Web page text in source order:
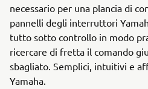
necessario per una plancia di
pannelli degli interruttori
tutto sotto controllo in modo
ricercare di fretta il comando
sbagliato. Semplici, intuitivi e
Yamaha.